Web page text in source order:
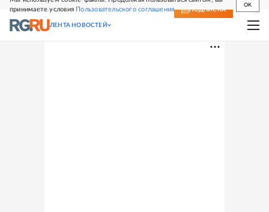
принимаете условия Пользовательского соглашения
OK
СВЕЖИЙ НОМЕР ПОДПИСКА
ЛЕНТА НОВОСТЕЙ